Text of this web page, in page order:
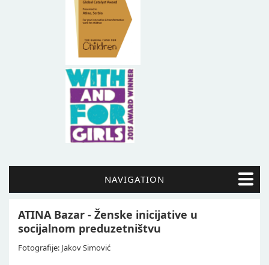
NAVIGATION
ATINA Bazar - Ženske inicijative u
socijalnom preduzetništvu
Fotografije: Jakov Simović